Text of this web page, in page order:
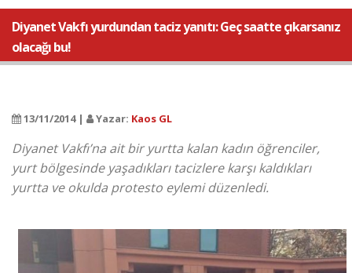
Diyanet Vakfı yurdundan taciz yanıtı: Geç saatte çıkarsanız
olacağı bu!
13/11/2014 | Yazar: Kaos GL
Diyanet Vakfı’na ait bir yurtta kalan kadın öğrenciler,
yurt bölgesinde yaşadıkları tacizlere karşı kaldıkları
yurtta ve okulda protesto eylemi düzenledi.